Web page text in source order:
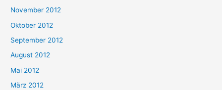
November 2012
Oktober 2012
September 2012
August 2012
Mai 2012
März 2012